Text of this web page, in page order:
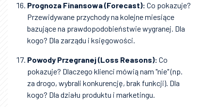
Prognoza Finansowa (Forecast): Co pokazuje?
Przewidywane przychody na kolejne miesiące
bazujące na prawdopodobieństwie wygranej. Dla
kogo? Dla zarządu i księgowości.
Powody Przegranej (Loss Reasons): Co
pokazuje? Dlaczego klienci mówią nam "nie" (np.
za drogo, wybrali konkurencję, brak funkcji). Dla
kogo? Dla działu produktu i marketingu.